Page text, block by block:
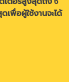
เพื่อผู้ใช้งานจะได้